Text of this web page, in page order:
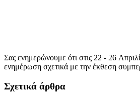
Σας ενημερώνουμε ότι στις 22 - 26
ενημέρωση σχετικά με την έκθεση
Σχετικά άρθρα